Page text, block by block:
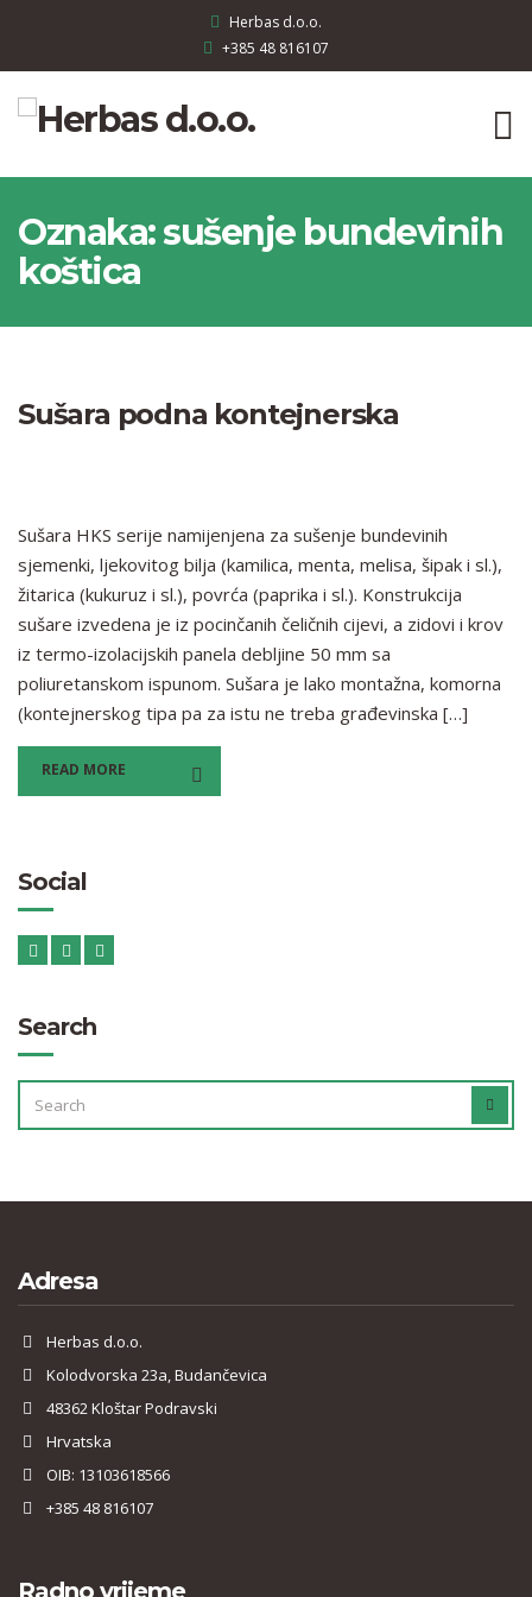
Herbas d.o.o.
+385 48 816107
Oznaka:sušenje bundevinih
koštica
Sušara podna kontejnerska
Sušara HKS serije namijenjena za sušenje bundevinih
sjemenki, ljekovitog bilja (kamilica, menta, melisa, šipak i sl.),
žitarica (kukuruz i sl.), povrća (paprika i sl.). Konstrukcija
sušare izvedena je iz pocinčanih čeličnih cijevi, a zidovi i krov
iz termo-izolacijskih panela debljine 50 mm sa
poliuretanskom ispunom. Sušara je lako montažna, komorna
(kontejnerskog tipa pa za istu ne treba građevinska […]
READ MORE
Social
Search
SEARCH
FOR:
Adresa
Herbas d.o.o.
Kolodvorska 23a, Budančevica
48362 Kloštar Podravski
Hrvatska
OIB: 13103618566
+385 48 816107